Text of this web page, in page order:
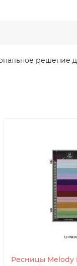
Ресницы Melody